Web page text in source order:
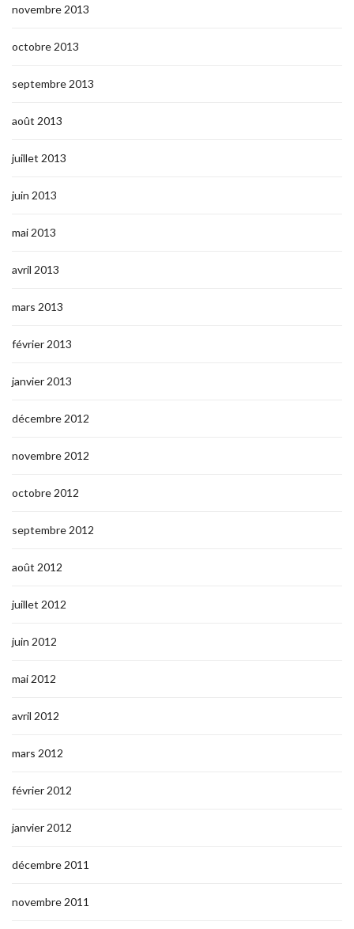
novembre 2013
octobre 2013
septembre 2013
août 2013
juillet 2013
juin 2013
mai 2013
avril 2013
mars 2013
février 2013
janvier 2013
décembre 2012
novembre 2012
octobre 2012
septembre 2012
août 2012
juillet 2012
juin 2012
mai 2012
avril 2012
mars 2012
février 2012
janvier 2012
décembre 2011
novembre 2011